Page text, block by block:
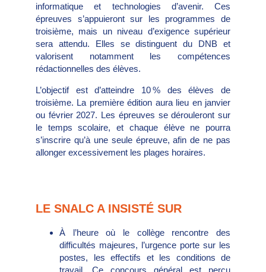
informatique et technologies d’avenir. Ces
épreuves s’appuieront sur les programmes de
troisième, mais un niveau d’exigence supérieur
sera attendu. Elles se distinguent du DNB et
valorisent notamment les compétences
rédactionnelles des élèves.
L’objectif est d’atteindre 10 % des élèves de
troisième. La première édition aura lieu en janvier
ou février 2027. Les épreuves se dérouleront sur
le temps scolaire, et chaque élève ne pourra
s’inscrire qu’à une seule épreuve, afin de ne pas
allonger excessivement les plages horaires.
LE SNALC A INSISTÉ SUR
À l’heure où le collège rencontre des
difficultés majeures, l’urgence porte sur les
postes, les effectifs et les conditions de
travail. Ce concours général est perçu